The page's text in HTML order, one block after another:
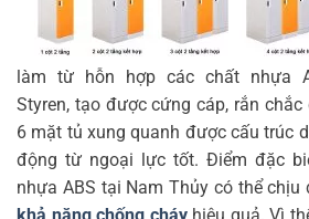
làm từ hỗn hợp các chất nhựa
Styren, tạo được cứng cáp, rắn
6 mặt tủ xung quanh được cấu trúc
động từ ngoại lực tốt. Điểm đặc
nhựa ABS tại Nam Thủy có thể